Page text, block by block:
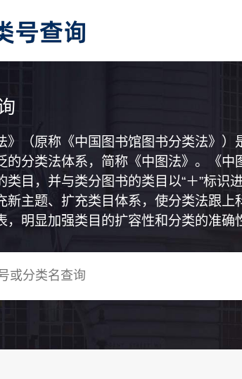
》（原称《中国图书馆图书分类法》
的分类法体系，简称《中图法》。《
类目，并与类分图书的类目以“＋”标
新主题、扩充类目体系，使分类法跟
，明显加强类目的扩容性和分类的准确